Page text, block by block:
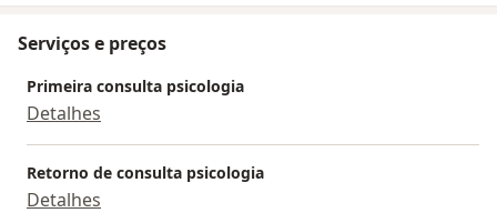
Serviços e preços
Primeira consulta psicologia
Detalhes
Retorno de consulta psicologia
Detalhes